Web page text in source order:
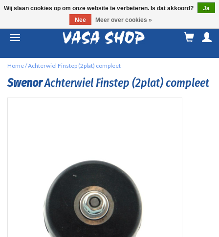
Home/Achterwiel Finstep (2plat) compleet
SwenorAchterwiel Finstep (2plat) compleet
Wij slaan cookies op om onze website te verbeteren. Is dat akkoord?
Ja
Nee
Meer over cookies »